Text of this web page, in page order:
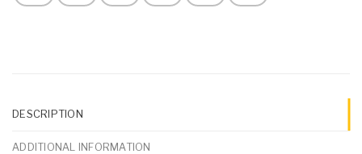
DESCRIPTION
ADDITIONAL INFORMATION